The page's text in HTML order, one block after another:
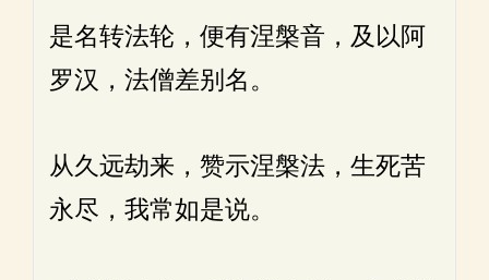
是名转法轮，便有涅槃音，及以阿
罗汉，法僧差别名。
从久远劫来，赞示涅槃法，生死苦
永尽，我常如是说。